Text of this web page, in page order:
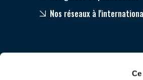
Nos réseaux à